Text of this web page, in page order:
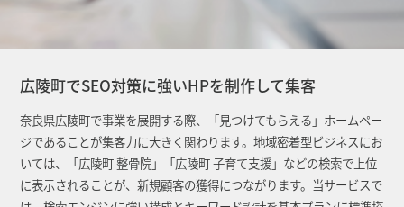
広陵町でSEO対策に強いHPを制作して集客
奈良県広陵町で事業を展開する際、「見つけてもらえる」ホームペー
ジであることが集客力に大きく関わります。地域密着型ビジネスにお
いては、「広陵町 整骨院」「広陵町 子育て支援」などの検索で上位
に表示されることが、新規顧客の獲得につながります。当サービスで